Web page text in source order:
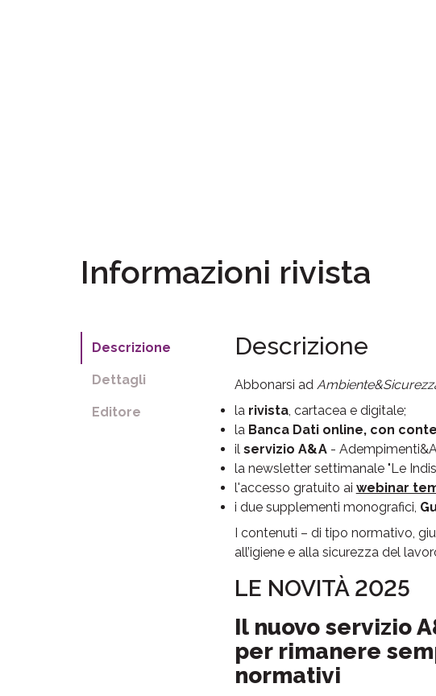
Informazioni rivista
Descrizione
Dettagli
Editore
Descrizione
Abbonarsi ad
la rivista, cartacea e digitale;
la Banca Dati online, con
il servizio A&A-
la newsletter settimanale "Le
l'accesso gratuito ai webinar
i due supplementi monografici,
I contenuti – di tipo normativo,
all’igiene e alla sicurezza del
LE NOVITÀ 2025
Il nuovo servizio
per rimanere
normativi